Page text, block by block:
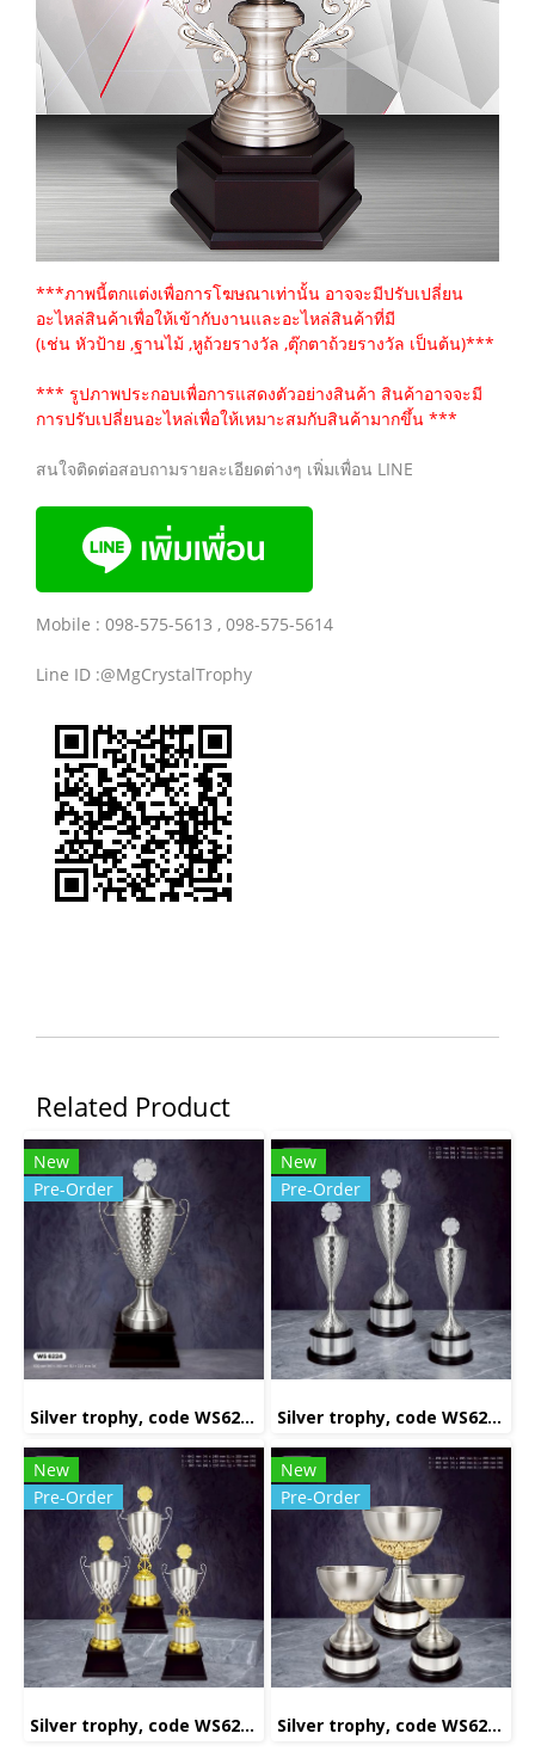
***ภาพนี้ตกแต่งเพื่อการโฆษณาเท่านั้น อาจจะมีปรับเปลี่ยน
อะไหล่สินค้าเพื่อให้เข้ากับงานและอะไหล่สินค้าที่มี
(เช่น หัวป้าย ,ฐานไม้ ,หูถ้วยรางวัล ,ตุ๊กตาถ้วยรางวัล เป็นต้น)***
*** รูปภาพประกอบเพื่อการแสดงตัวอย่างสินค้า สินค้าอาจจะมี
การปรับเปลี่ยนอะไหล่เพื่อให้เหมาะสมกับสินค้ามากขึ้น ***
สนใจติดต่อสอบถามรายละเอียดต่างๆ เพิ่มเพื่อน LINE
Mobile : 098-575-5613 , 098-575-5614
Line ID :@MgCrystalTrophy
Related Product
New
Pre-Order
Silver trophy, code WS6224
New
Pre-Order
Silver trophy, code WS6225
New
Pre-Order
Silver trophy, code WS6231
New
Pre-Order
Silver trophy, code WS6223